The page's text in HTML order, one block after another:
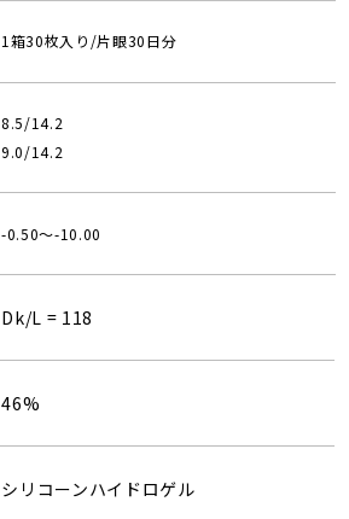
1箱30枚入り/片眼30日分
8.5/14.2
9.0/14.2
-0.50～-10.00
Dk/L = 118
46%
シリコーンハイドロゲル